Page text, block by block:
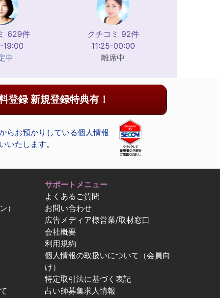
629件
19:00
中
クチコミ 92件
11:25-00:00
離席中
登録 新規登録特典有！
らお預かりしている個人情報
いたします。
）
サポートメニュー
よくあるご質問
お問い合わせ
広告メディア様営業/取材窓口
会社概要
利用規約
個人情報の取扱いについて（会員向
け）
特定取引法に基づく表記
占い師募集求人情報